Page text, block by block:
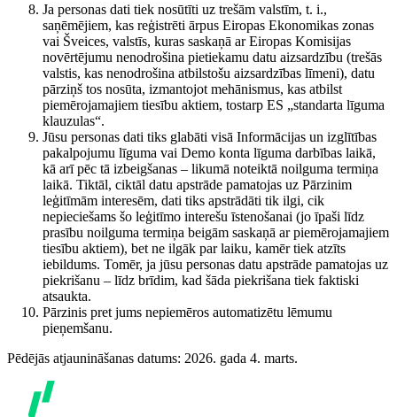
Ja personas dati tiek nosūtīti uz trešām valstīm, t. i.,
saņēmējiem, kas reģistrēti ārpus Eiropas Ekonomikas zonas
vai Šveices, valstīs, kuras saskaņā ar Eiropas Komisijas
novērtējumu nenodrošina pietiekamu datu aizsardzību (trešās
valstis, kas nenodrošina atbilstošu aizsardzības līmeni), datu
pārziņš tos nosūta, izmantojot mehānismus, kas atbilst
piemērojamajiem tiesību aktiem, tostarp ES „standarta līguma
klauzulas“.
Jūsu personas dati tiks glabāti visā Informācijas un izglītības
pakalpojumu līguma vai Demo konta līguma darbības laikā,
kā arī pēc tā izbeigšanas – likumā noteiktā noilguma termiņa
laikā. Tiktāl, ciktāl datu apstrāde pamatojas uz Pārzinim
leģitīmām interesēm, dati tiks apstrādāti tik ilgi, cik
nepieciešams šo leģitīmo interešu īstenošanai (jo īpaši līdz
prasību noilguma termiņa beigām saskaņā ar piemērojamajiem
tiesību aktiem), bet ne ilgāk par laiku, kamēr tiek atzīts
iebildums. Tomēr, ja jūsu personas datu apstrāde pamatojas uz
piekrišanu – līdz brīdim, kad šāda piekrišana tiek faktiski
atsaukta.
Pārzinis pret jums nepiemēros automatizētu lēmumu
pieņemšanu.
Pēdējās atjaunināšanas datums: 2026. gada 4. marts.